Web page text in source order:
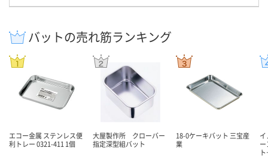
バットの売れ筋ランキング
エコー金属 ステンレス便
利トレー 0321-411 1個
大屋製作所 クローバー
指定深型組バット
18-0ケーキバット 三宝産
業